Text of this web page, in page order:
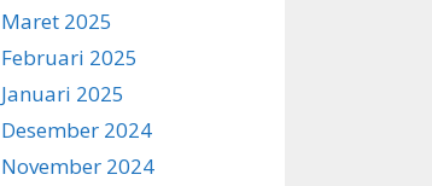
Maret 2025
Februari 2025
Januari 2025
Desember 2024
November 2024